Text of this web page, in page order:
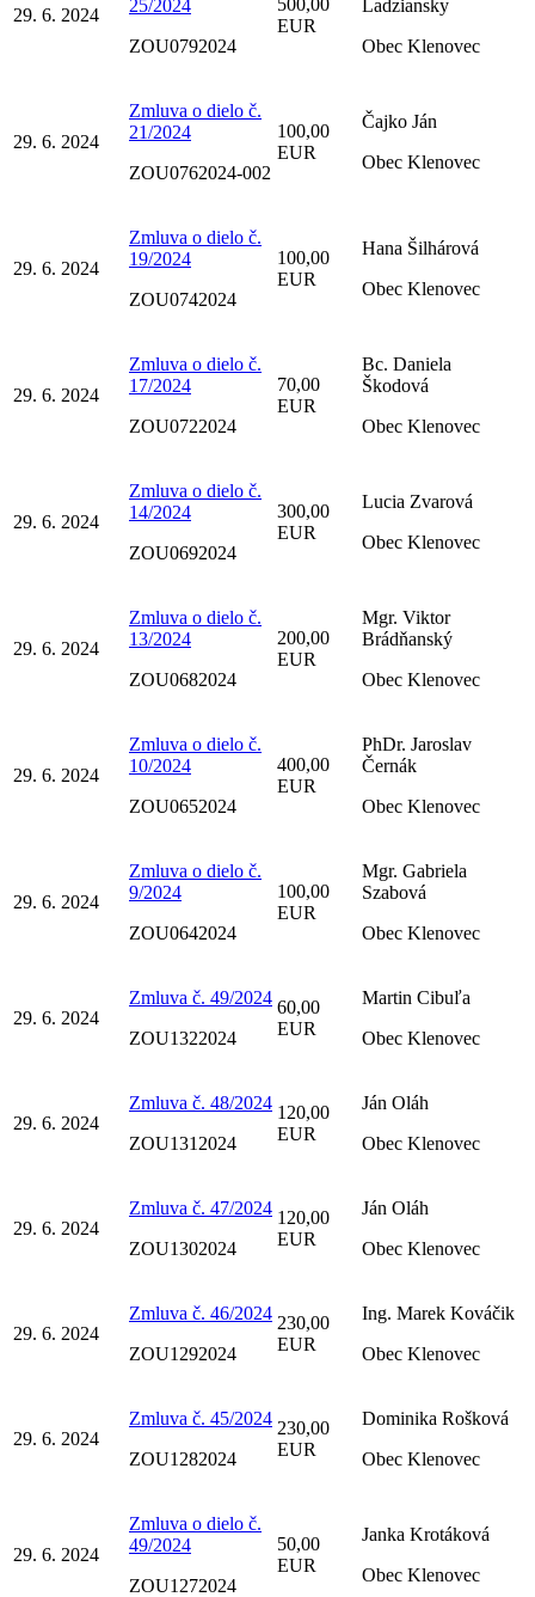
29. 6. 2024
25/2024
ZOU0792024
EUR
Ladziansky
Obec Klenovec
29. 6. 2024
Zmluva o dielo č.
21/2024
ZOU0762024-002
100,00
EUR
Čajko Ján
Obec Klenovec
29. 6. 2024
Zmluva o dielo č.
19/2024
ZOU0742024
100,00
EUR
Hana Šilhárová
Obec Klenovec
29. 6. 2024
Zmluva o dielo č.
17/2024
ZOU0722024
70,00
EUR
Bc. Daniela
Škodová
Obec Klenovec
29. 6. 2024
Zmluva o dielo č.
14/2024
ZOU0692024
300,00
EUR
Lucia Zvarová
Obec Klenovec
29. 6. 2024
Zmluva o dielo č.
13/2024
ZOU0682024
200,00
EUR
Mgr. Viktor
Brádňanský
Obec Klenovec
29. 6. 2024
Zmluva o dielo č.
10/2024
ZOU0652024
400,00
EUR
PhDr. Jaroslav
Černák
Obec Klenovec
29. 6. 2024
Zmluva o dielo č.
9/2024
ZOU0642024
100,00
EUR
Mgr. Gabriela
Szabová
Obec Klenovec
29. 6. 2024
Zmluva č. 49/2024
ZOU1322024
60,00
EUR
Martin Cibuľa
Obec Klenovec
29. 6. 2024
Zmluva č. 48/2024
ZOU1312024
120,00
EUR
Ján Oláh
Obec Klenovec
29. 6. 2024
Zmluva č. 47/2024
ZOU1302024
120,00
EUR
Ján Oláh
Obec Klenovec
29. 6. 2024
Zmluva č. 46/2024
ZOU1292024
230,00
EUR
Ing. Marek Kováčik
Obec Klenovec
29. 6. 2024
Zmluva č. 45/2024
ZOU1282024
230,00
EUR
Dominika Rošková
Obec Klenovec
29. 6. 2024
Zmluva o dielo č.
49/2024
ZOU1272024
50,00
EUR
Janka Krotáková
Obec Klenovec